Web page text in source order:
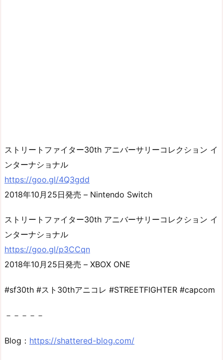
ストリートファイター30th アニバーサリーコレクション イ
ンターナショナル
https://goo.gl/4Q3gdd
2018年10月25日発売 – Nintendo Switch
ストリートファイター30th アニバーサリーコレクション イ
ンターナショナル
https://goo.gl/p3CCqn
2018年10月25日発売 – XBOX ONE
#sf30th #スト30thアニコレ #STREETFIGHTER #capcom
－－－－－
Blog： https://shattered-blog.com/